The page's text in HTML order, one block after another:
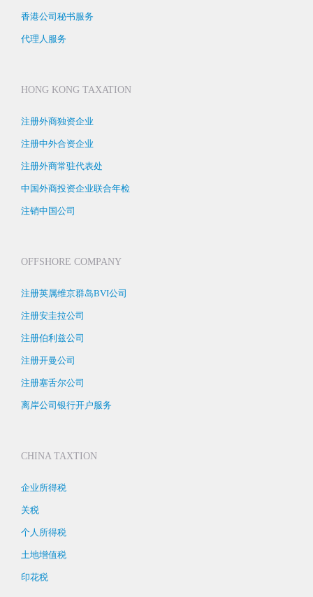
香港公司秘书服务
代理人服务
HONG KONG TAXATION
注册外商独资企业
注册中外合资企业
注册外商常驻代表处
中国外商投资企业联合年检
注销中国公司
OFFSHORE COMPANY
注册英属维京群岛BVI公司
注册安圭拉公司
注册伯利兹公司
注册开曼公司
注册塞舌尔公司
离岸公司银行开户服务
CHINA TAXTION
企业所得税
关税
个人所得税
土地增值税
印花税